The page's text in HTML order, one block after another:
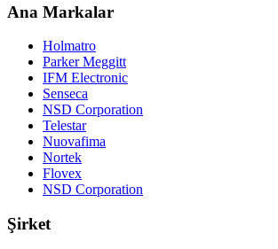
Ana Markalar
Holmatro
Parker Meggitt
IFM Electronic
Senseca
NSD Corporation
Telestar
Nuovafima
Nortek
Flovex
NSD Corporation
Şirket